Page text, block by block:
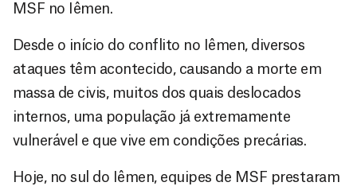
MSF no Iêmen.
Desde o início do conflito no Iêmen, diversos
ataques têm acontecido, causando a morte em
massa de civis, muitos dos quais deslocados
internos, uma população já extremamente
vulnerável e que vive em condições precárias.
Hoje, no sul do Iêmen, equipes de MSF prestaram